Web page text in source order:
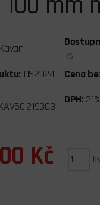
ks
052024 Cena
DPH:
Kč ks